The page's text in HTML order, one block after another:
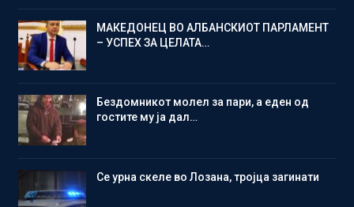
МАКЕДОНЕЦ ВО АЛБАНСКИОТ ПАРЛАМЕНТ
– УСПЕХ ЗА ЦЕЛАТА…
Бездомникот молел за пари, а еден од
гостите му ја дал…
Се урна скеле во Лозана, тројца загинати